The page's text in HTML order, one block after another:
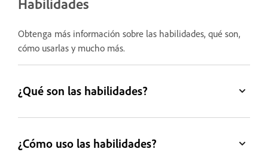
Obtenga más información sobre las habilidades, qué son,
cómo usarlas y mucho más.
¿Qué son las habilidades?
¿Cómo uso las habilidades?